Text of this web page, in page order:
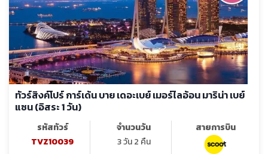
ทัวร์สิงค์โปร์ การ์เด้น บาย เดอะเบย์ เมอร์ไลอ้อน มาริน่า เบย์
แซน (อิสระ 1 วัน)
รหัสทัวร์
TVZ10039
จำนวนวัน
3 วัน 2 คืน
สายการบิน